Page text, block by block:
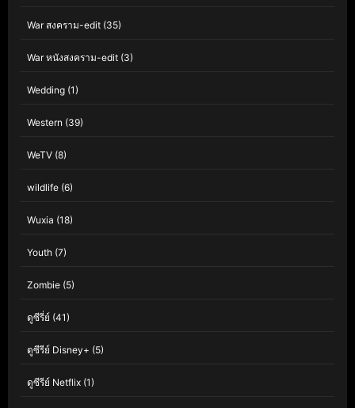
War สงคราม-edit (35)
War หนังสงคราม-edit (3)
Wedding (1)
Western (39)
WeTV (8)
wildlife (6)
Wuxia (18)
Youth (7)
Zombie (5)
ดูซีรี่ย์ (41)
ดูซีรีย์ Disney+ (5)
ดูซีรีย์ Netflix (1)